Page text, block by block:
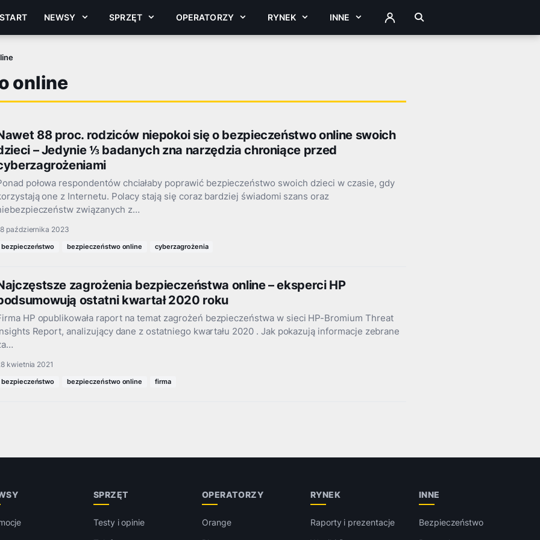
START NEWSY SPRZĘT OPERATORZY RYNEK INNE ZALOGUJ
online
88 proc. rodziców niepokoi się o bezpieczeństwo online swoich
– Jedynie ⅓ badanych zna narzędzia chroniące przed
połowa respondentów chciałaby poprawić bezpieczeństwo swoich dzieci w czasie, gdy
one z Internetu. Polacy stają się coraz bardziej świadomi szans oraz
związanych z…
października 2023
bezpieczeństwo bezpieczeństwo online cyberzagrożenia
zagrożenia bezpieczeństwa online – eksperci HP
ostatni kwartał 2020 roku
HP opublikowała raport na temat zagrożeń bezpieczeństwa w sieci HP-Bromium Threat
Report, analizujący dane z ostatniego kwartału 2020 . Jak pokazują informacje zebrane
kwietnia 2021
bezpieczeństwo bezpieczeństwo online firma
SPRZĘT
Testy i opinie
OPERATORZY
Orange
RYNEK
Raporty i prezentacje
INNE
Bezpieczeństwo